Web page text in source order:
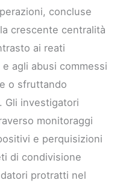
concluse
crescente centralità
ai reati
e agli abusi commessi
o sfruttando
Gli investigatori
monitoraggi
e perquisizioni
di condivisione
protratti nel